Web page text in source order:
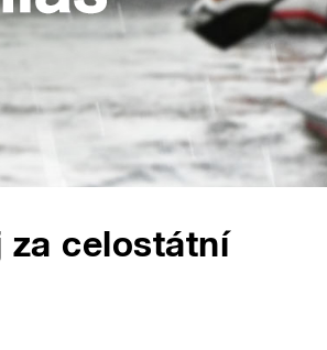
za celostátní